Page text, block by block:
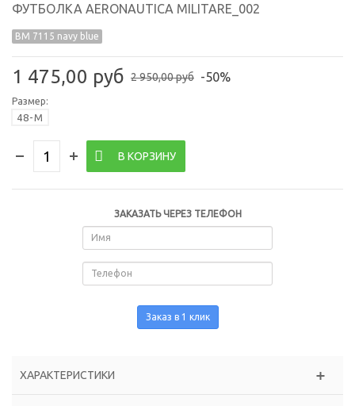
ФУТБОЛКА AERONAUTICA MILITARE_002
BM 7115 navy blue
1 475,00 руб 2 950,00 руб -50%
Размер:
48-M
В КОРЗИНУ
ЗАКАЗАТЬ ЧЕРЕЗ ТЕЛЕФОН
Заказ в 1 клик
ХАРАКТЕРИСТИКИ